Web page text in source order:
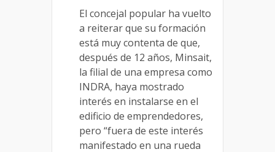
El concejal popular ha vuelto
a reiterar que su formación
está muy contenta de que,
después de 12 años, Minsait,
la filial de una empresa como
INDRA, haya mostrado
interés en instalarse en el
edificio de emprendedores,
pero “fuera de este interés
manifestado en una rueda